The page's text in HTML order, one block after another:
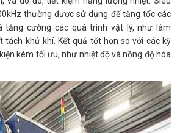
thường được sử dụng để tăng tốc các
tăng cường các quá trình vật lý, như làm
tách khử khí. Kết quả tốt hơn so với các kỹ
kém tối ưu, như nhiệt độ và nồng độ hóa